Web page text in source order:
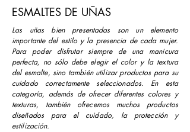
ESMALTES DE UÑAS
Las uñas bien presentadas son un elemento
importante del estilo y la presencia de cada mujer.
Para poder disfrutar siempre de una manicura
perfecta, no sólo debe elegir el color y la textura
del esmalte, sino también utilizar productos para su
cuidado correctamente seleccionados. En esta
categoría, además de ofrecer diferentes colores y
texturas, también ofrecemos muchos productos
diseñados para el cuidado, la protección y
estilización.